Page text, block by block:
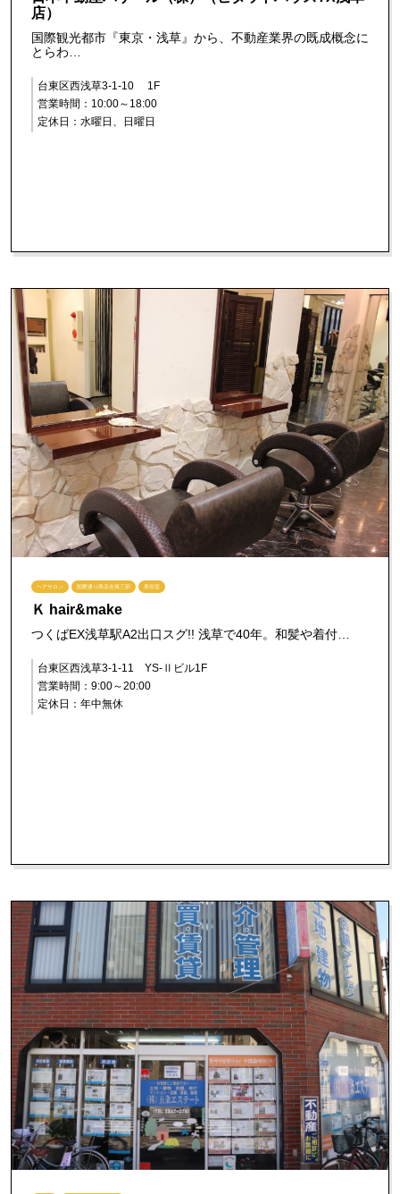
店）
国際観光都市『東京・浅草』から、不動産業界の既成概念に
とらわ…
台東区西浅草3-1-10 1F
営業時間：10:00～18:00
定休日：水曜日、日曜日
ヘアサロン 国際通り商店会第三部 美容室
Ｋ hair&make
つくばEX浅草駅A2出口スグ!! 浅草で40年。和髪や着付…
台東区西浅草3-1-11 YS-Ⅱビル1F
営業時間：9:00～20:00
定休日：年中無休